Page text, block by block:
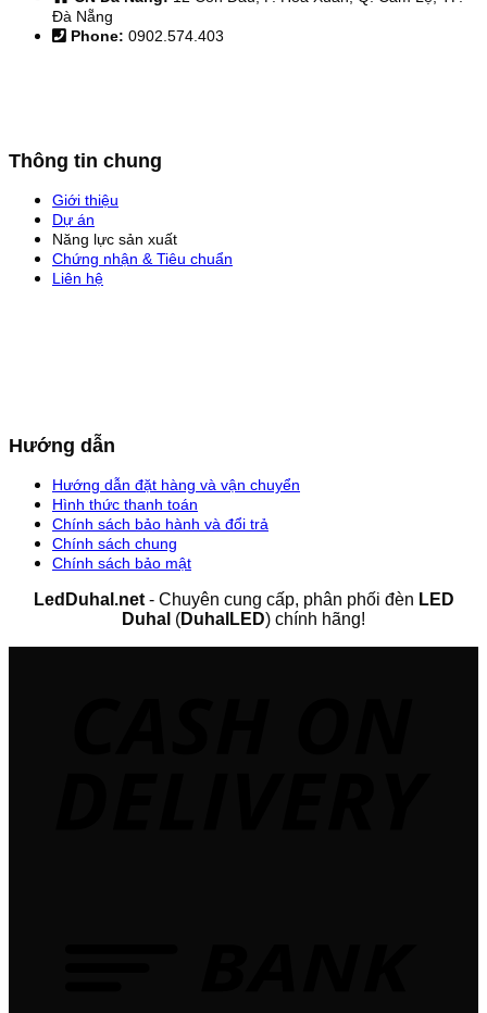
Đà Nẵng
Phone: 0902.574.403
Thông tin chung
Giới thiệu
Dự án
Năng lực sản xuất
Chứng nhận & Tiêu chuẩn
Liên hệ
Hướng dẫn
Hướng dẫn đặt hàng và vận chuyển
Hình thức thanh toán
Chính sách bảo hành và đổi trả
Chính sách chung
Chính sách bảo mật
LedDuhal.net- Chuyên cung cấp, phân phối đèn LED
Duhal (DuhalLED) chính hãng!